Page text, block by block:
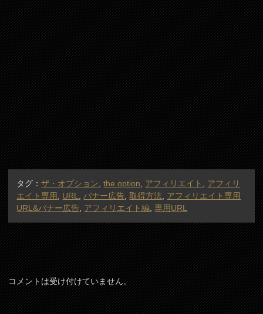
タグ：ザ・オプション ,the option アフィリエイト
アフィリ
エイト専用
URL バナー広告 ,取得方法 アフィリエイト専用
URL&バナー広告 アフィリエイト編 ,専用URL
コメントは受け付けていません。